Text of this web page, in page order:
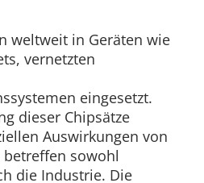
weltweit in Geräten wie
vernetzten
eingesetzt.
dieser Chipsätze
Auswirkungen von
betreffen sowohl
die Industrie. Die